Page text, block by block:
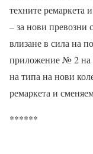
техните ремаркета
– за нови превозни
влизане в сила на
приложение № 2 на
на типа на нови
ремаркета и
******